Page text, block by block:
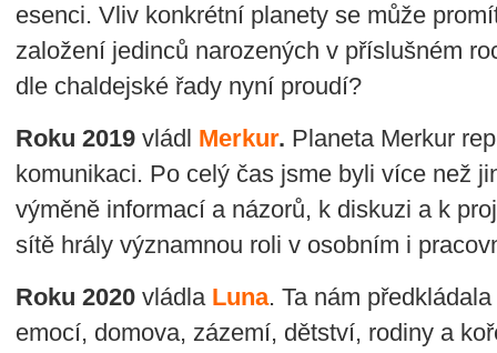
esenci. Vliv konkrétní planety se může
založení jedinců narozených v příslušném
dle chaldejské řady nyní proudí?
Roku 2019 vládl Merkur. Planeta Merkur
komunikaci. Po celý čas jsme byli více než
výměně informací a názorů, k diskuzi a k
sítě hrály významnou roli v osobním i
Roku 2020 vládla Luna. Ta nám
emocí, domova, zázemí, dětství, rodiny a